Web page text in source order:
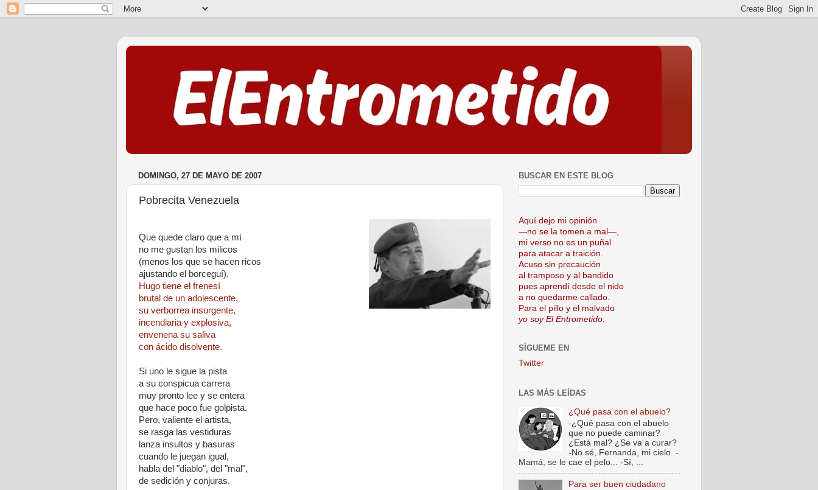
DOMINGO, 27 DE MAYO DE 2007
Pobrecita Venezuela
Que quede claro que a mí
no me gustan los milicos
(menos los que se hacen ricos
ajustando el borceguí).
Hugo tiene el frenesí
brutal de un adolescente,
su verborrea insurgente,
incendiaria y explosiva,
envenena su saliva
con ácido disolvente.
Si uno le sigue la pista
a su conspicua carrera
muy pronto lee y se entera
que hace poco fue golpista.
Pero, valiente el artista,
se rasga las vestiduras
lanza insultos y basuras
cuando le juegan igual,
habla del "diablo", del "mal",
de sedición y conjuras.
BUSCAR EN ESTE BLOG
Aquí dejo mi opinión
—no se la tomen a mal—,
mi verso no es un puñal
para atacar a traición.
Acuso sin precaución
al tramposo y al bandido
pues aprendí desde el nido
a no quedarme callado.
Para el pillo y el malvado
yo soy El Entrometido
SÍGUEME EN
Twitter
LAS MÁS LEÍDAS
¿Qué pasa con el abuelo?
-¿Qué pasa con el abuelo
que no puede caminar?
¿Está mal? ¿Se va a curar?
-No sé, Fernanda, mi cielo. -
Mamá, se le cae el pelo... -Sí, ...
Para ser buen ciudadano